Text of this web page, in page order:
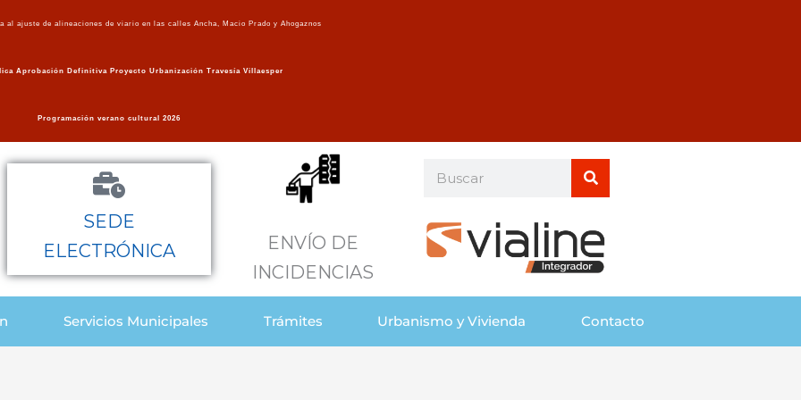
al ajuste de alineaciones de viario en las calles Ancha, Macio Prado y Ahogaznos
Aprobación Definitiva Proyecto Urbanización Travesía Villaesper
Programación verano cultural 2026
SEDE
ELECTRÓNICA
ENVÍO DE
INCIDENCIAS
Buscar Buscar
Servicios Municipales Trámites Urbanismo y Vivienda Contacto